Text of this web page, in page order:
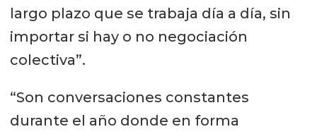
largo plazo que se trabaja día a día, sin
importar si hay o no negociación
colectiva”.
“Son conversaciones constantes
durante el año donde en forma